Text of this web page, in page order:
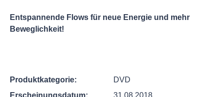
Entspannende Flows für neue Energie und mehr
Beweglichkeit!
Produktkategorie:
DVD
Erscheinungsdatum:
31.08.2018